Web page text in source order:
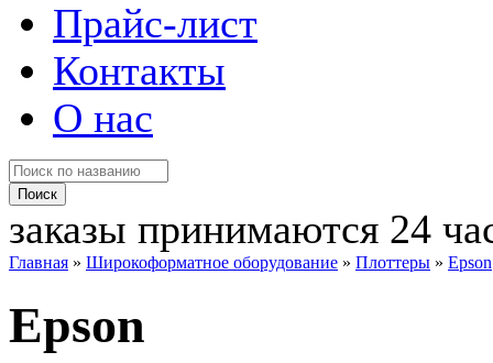
Прайс-лист
Контакты
О нас
заказы принимаются 24
Главная » Широкоформатное оборудование » Плоттеры » Epson
Epson